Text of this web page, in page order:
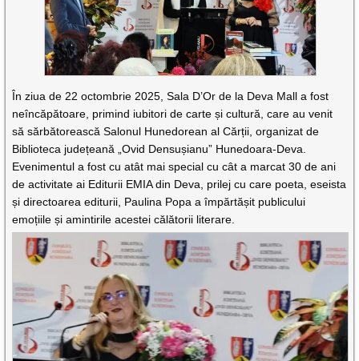
În ziua de 22 octombrie 2025 , Sala D’Or de la Deva Mall a fost
neîncăpătoare, primind iubitori de carte și cultură, care au venit
să sărbătorească Salonul Hunedorean al Cărții, organizat de
Biblioteca județeană „Ovid Densușianu” Hunedoara-Deva.
Evenimentul a fost cu atât mai special cu cât a marcat30 de ani
de activitate ai Editurii EMIA din Deva, prilej cu care poeta, eseista
și directoarea editurii , Paulina Popa a împărtășit publicului
emoțiile și amintirile acestei călătorii literare.